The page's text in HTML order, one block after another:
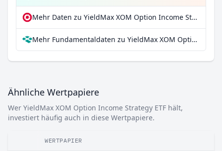
Mehr Daten zu YieldMax XOM Option Income Strategy ETF bei extraETF
Mehr Fundamentaldaten zu YieldMax XOM Option Income Strategy ETF bei Parqet
Ähnliche Wertpapiere
Wer YieldMax XOM Option Income Strategy ETF hält,
investiert häufig auch in diese Wertpapiere.
WERTPAPIER